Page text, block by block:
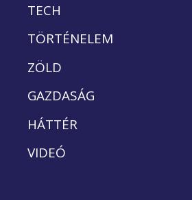
TECH
TÖRTÉNELEM
ZÖLD
GAZDASÁG
HÁTTÉR
VIDEÓ